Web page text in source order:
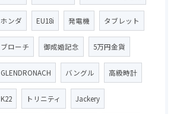
ホンダ EU18i 発電機 タブレット
ブローチ 御成婚記念 5万円金貨
GLENDRONACH バングル 高級時計
K22 トリニティ Jackery